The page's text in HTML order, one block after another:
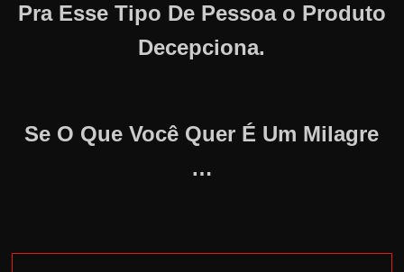
Pra Esse Tipo De Pessoa o Produto
Decepciona.
Se O Que Você Quer É Um Milagre
…